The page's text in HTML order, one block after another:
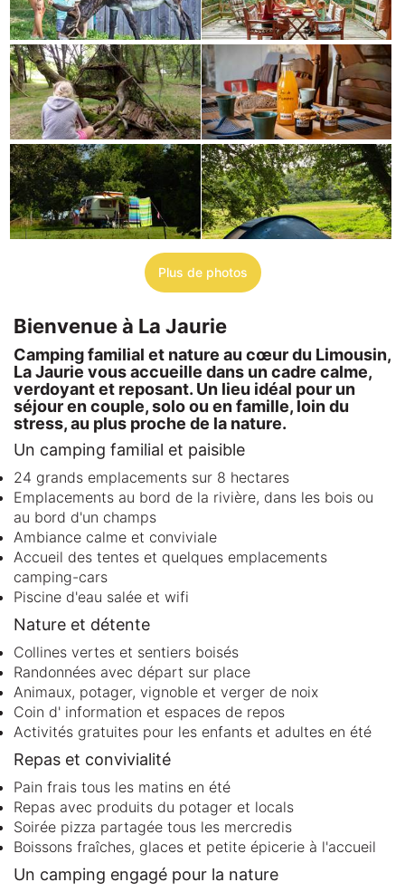
Plus de photos
Bienvenue à La Jaurie
Camping familial et nature au cœur du Limousin,
La Jaurie vous accueille dans un cadre calme,
verdoyant et reposant. Un lieu idéal pour un
séjour en couple, solo ou en famille, loin du
stress, au plus proche de la nature.
Un camping familial et paisible
24 grands emplacements sur 8 hectares
Emplacements au bord de la rivière, dans les bois ou
au bord d'un champs
Ambiance calme et conviviale
Accueil des tentes et quelques emplacements
camping-cars
Piscine d'eau salée et wifi
Nature et détente
Collines vertes et sentiers boisés
Randonnées avec départ sur place
Animaux, potager, vignoble et verger de noix
Coin d' information et espaces de repos
Activités gratuites pour les enfants et adultes en été
Repas et convivialité
Pain frais tous les matins en été
Repas avec produits du potager et locals
Soirée pizza partagée tous les mercredis
Boissons fraîches, glaces et petite épicerie à l'accueil
Un camping engagé pour la nature